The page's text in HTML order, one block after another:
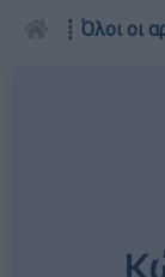
┋ Όλοι οι